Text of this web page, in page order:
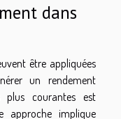
dans
être appliquées
un rendement
plus courantes est
approche implique